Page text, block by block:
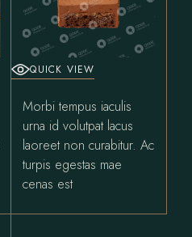
QUICK VIEW
Morbi tempus iaculis
urna id volutpat lacus
laoreet non curabitur. Ac
turpis egestas mae
cenas est